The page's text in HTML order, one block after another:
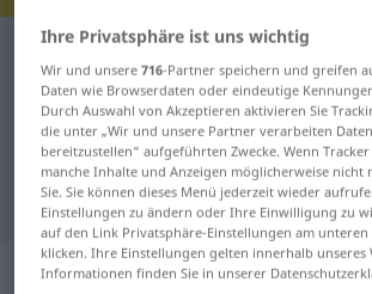
Deutsch-Arabisch Wörterbuch
Deutsch-Arabisch
"zivilisiert"
"zivilisiert" Arabisch
„zivilisiert“: Adjektiv
Ihre Privatsphäre ist uns wichtig
Wir und unsere 716-Partner speichern und greifen
Daten wie Browserdaten oder eindeutige
Durch Auswahl von Akzeptieren aktivieren Sie
die unter „Wir und unsere Partner verarbeiten
bereitzustellen“ aufgeführten Zwecke. Wenn
manche Inhalte und Anzeigen möglicherweise nicht
Sie. Sie können dieses Menü jederzeit wieder
Einstellungen zu ändern oder Ihre Einwilligung zu
auf den Link Privatsphäre-Einstellungen am unteren
klicken. Ihre Einstellungen gelten innerhalb unseres
Informationen finden Sie in unserer